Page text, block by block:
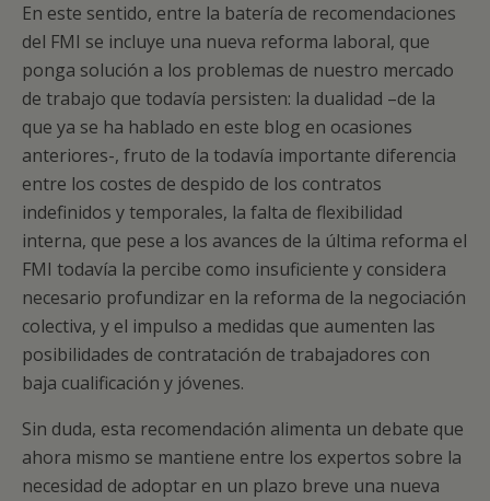
En este sentido, entre la batería de recomendaciones
del FMI se incluye una nueva reforma laboral, que
ponga solución a los problemas de nuestro mercado
de trabajo que todavía persisten: la dualidad –de la
que ya se ha hablado en este blog en ocasiones
anteriores-, fruto de la todavía importante diferencia
entre los costes de despido de los contratos
indefinidos y temporales, la falta de flexibilidad
interna, que pese a los avances de la última reforma el
FMI todavía la percibe como insuficiente y considera
necesario profundizar en la reforma de la negociación
colectiva, y el impulso a medidas que aumenten las
posibilidades de contratación de trabajadores con
baja cualificación y jóvenes.
Sin duda, esta recomendación alimenta un debate que
ahora mismo se mantiene entre los expertos sobre la
necesidad de adoptar en un plazo breve una nueva